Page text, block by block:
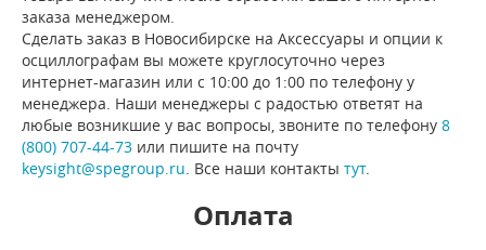
заказа менеджером.
Сделать заказ в Новосибирске на Аксессуары и опции к
осциллографам вы можете круглосуточно через
интернет-магазин или с 10:00 до 1:00 по телефону у
менеджера. Наши менеджеры с радостью ответят на
любые возникшие у вас вопросы, звоните по телефону 8
(800) 707-44-73 или пишите на почту
keysight@spegroup.ru. Все наши контакты тут.
Оплата